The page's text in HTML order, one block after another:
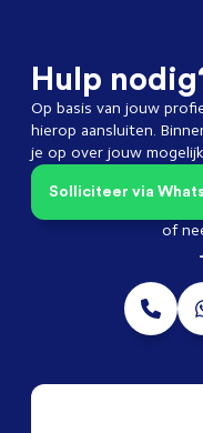
Hulp
Op basis van jouw
hierop aansluiten.
je op over jouw
Solliciteer via
of